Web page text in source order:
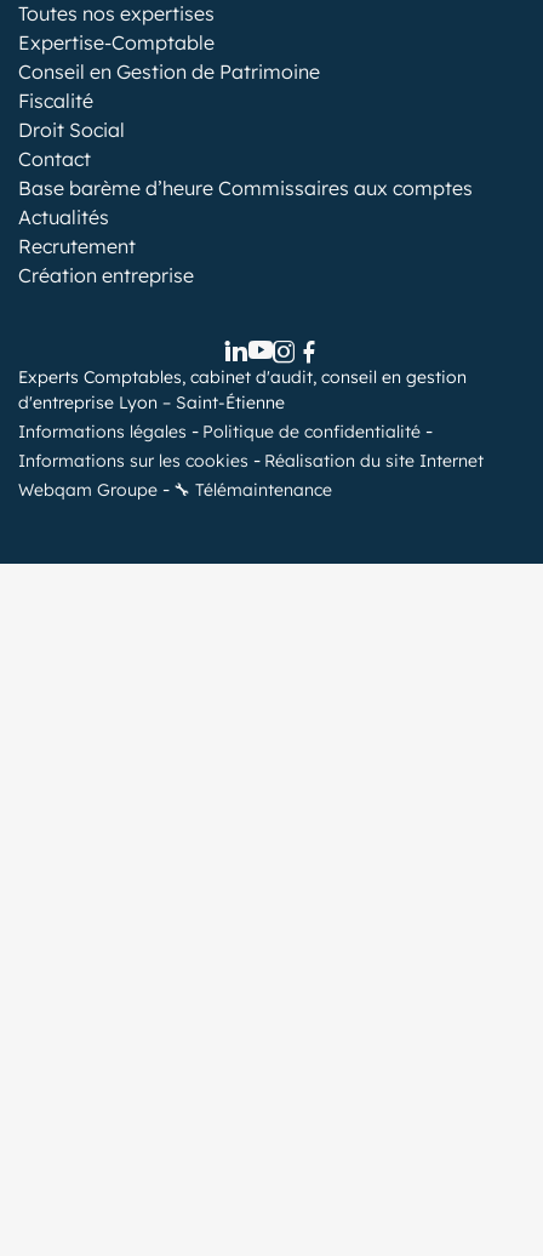
Toutes nos expertises
Expertise-Comptable
Conseil en Gestion de Patrimoine
Fiscalité
Droit Social
Contact
Base barème d’heure Commissaires aux comptes
Actualités
Recrutement
Création entreprise
Experts Comptables, cabinet d'audit, conseil en gestion
d'entreprise Lyon – Saint-Étienne
Informations légales
Politique de confidentialité
Informations sur les cookies
Réalisation du site Internet
Webqam Groupe
🔧 Télémaintenance